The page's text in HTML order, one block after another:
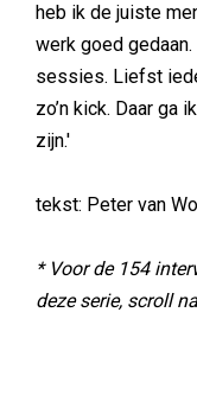
heb ik de juiste
werk goed
sessies. Liefst
zo’n kick. Daar ga
zijn.'
tekst: Peter van
* Voor de 154
deze serie, scroll